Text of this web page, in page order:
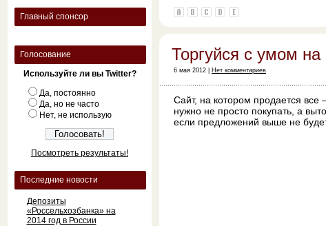
Главный спонсор
Голосование
Используйте ли вы Twitter?
Да, постоянно
Да, но не часто
Нет, не использую
Посмотреть результаты!
Последние новости
Депозиты
«Россельхозбанка» на
2014 год в России
Торгуйся с умом
6 мая 2012 | Нет комментариев
Сайт, на котором продается все
нужно не просто покупать, а
если предложений выше не